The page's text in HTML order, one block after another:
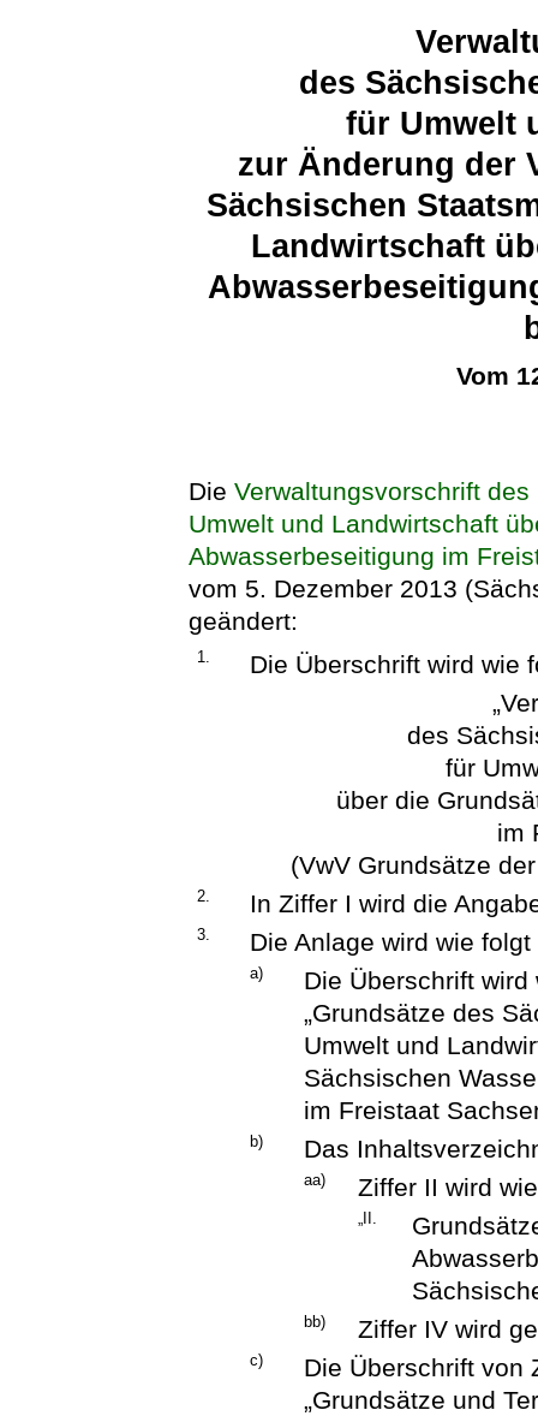
des
für Umwelt
zur Änderung der
Sächsischen
Landwirtschaft
Vom
DieVerwaltungsvorschrift
Umwelt und Landwirtschaft
Abwasserbeseitigung im
vom 5. Dezember 2013
geändert:
1.
Die Überschrift wird wie
des
für
über die
im
(VwV Grundsätze
2. In Ziffer I wird die
3. Die Anlage wird wie
a)
Die Überschrift
„Grundsätze des
Umwelt und
Sächsischen
im Freistaat
b) Das
aa) Ziffer II wird
„II.
bb) Ziffer IV wird
c)
Die Überschrift von
„Grundsätze und